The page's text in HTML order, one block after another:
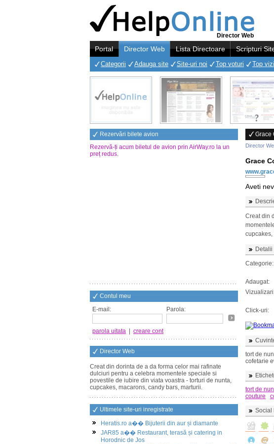
Director Web
Portal Director Web Lista Directoare Scripturi
Categorii Adauga site Site-uri noi Top voturi Top
Rezervări bilete avion
Rezervă-ți acum biletul de avion prin AirWay.ro la un
preț redus.
Contul meu
E-mail:
Parola:
parola uitata creare cont
Director Web
Creat din dorinta de a da forma celor mai rafinate
dulciuri pentru a celebra momentele speciale si
povestile de iubire din viata voastra - torturi de nunta,
cupcakes, macarons, candy bars, marturii.
Ultimele site-uri inregistrate
Heratis.ro a�� Bijuterii din aur și diamante
JAR85 a�� Restaurant, terasă și catering in
Horodnic de Jos
Grace
Director
Grace
Aveti
Creat din
cupcakes,
Detalii
Categorie:
Adaugat:
Click-uri:
tort de
cofetarie
tort de
couture
Social